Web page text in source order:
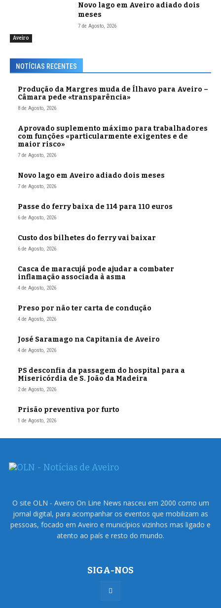
Aveiro
Novo lago em Aveiro adiado dois
meses
7 de Agosto, 2026
NOTÍCIAS RECENTES
Produção da Margres muda de Ílhavo para Aveiro –
Câmara pede «transparência»
8 de Agosto, 2026
Aprovado suplemento máximo para trabalhadores
com funções «particularmente exigentes e de
maior risco»
7 de Agosto, 2026
Novo lago em Aveiro adiado dois meses
7 de Agosto, 2026
Passe do ferry baixa de 114 para 110 euros
6 de Agosto, 2026
Custo dos bilhetes do ferry vai baixar
6 de Agosto, 2026
Casca de maracujá pode ajudar a combater
inflamação associada à asma
4 de Agosto, 2026
Preso por não ter carta de condução
4 de Agosto, 2026
José Saramago na Capitania de Aveiro
4 de Agosto, 2026
PS desconfia da passagem do hospital para a
Misericórdia de S. João da Madeira
2 de Agosto, 2026
Prisão preventiva por furto
1 de Agosto, 2026
O site OLN - Aveiro On Line News nasceu em 2000 como um
jornal digital, para acompanhar os eventos que mobilizam as
pessoas, focado em Aveiro e municípios vizinhos mas ligado e
atento ao país e resto do mundo.
SIGA-NOS